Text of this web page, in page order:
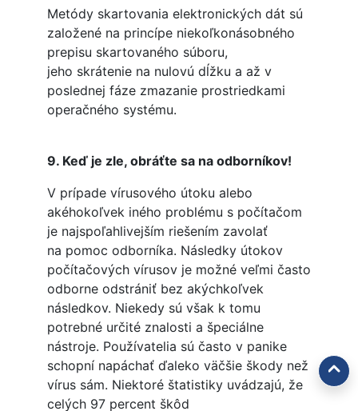
Metódy skartovania elektronických dát sú
založené na princípe niekoľkonásobného
prepisu skartovaného súboru,
jeho skrátenie na nulovú dĺžku a až v
poslednej fáze zmazanie prostriedkami
operačného systému.
9. Keď je zle, obráťte sa na odborníkov!
V prípade vírusového útoku alebo
akéhokoľvek iného problému s počítačom
je najspoľahlivejším riešením zavolať
na pomoc odborníka. Následky útokov
počítačových vírusov je možné veľmi často
odborne odstrániť bez akýchkoľvek
následkov. Niekedy sú však k tomu
potrebné určité znalosti a špeciálne
nástroje. Používatelia sú často v panike
schopní napáchať ďaleko väčšie škody než
vírus sám. Niektoré štatistiky uvádzajú, že
celých 97 percent škôd